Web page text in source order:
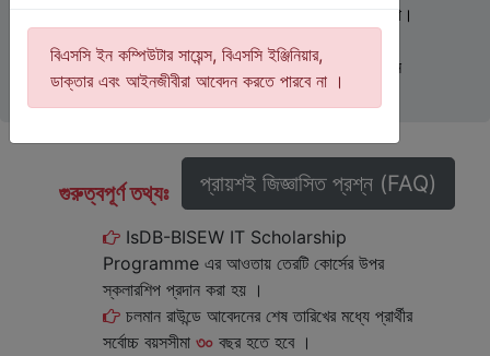
আইটি প্রশিক্ষণ প্রদানের মাধ্যমে কর্মসংস্থানের ব্যবস্থা করা।
করেছে যারা দেশ এবং বিদেশের ৩,২৫৪টিরও বেশি প্রতিষ্ঠানে
কর্মরত আছে ।
প্রায়শই জিজ্ঞাসিত প্রশ্ন (FAQ)
গুরুত্বপূর্ণ তথ্যঃ
IsDB-BISEW IT Scholarship
Programme এর আওতায় তেরটি কোর্সের উপর
স্কলারশিপ প্রদান করা হয় ।
চলমান রাউন্ডে আবেদনের শেষ তারিখের মধ্যে প্রার্থীর
সর্বোচ্চ বয়সসীমা ৩০বছর হতে হবে ।
বিএসসি ইন কম্পিউটার সায়েন্স, বিএসসি ইঞ্জিনিয়ার,
ডাক্তার এবং আইনজীবীরা আবেদন করতে পারবে না ।